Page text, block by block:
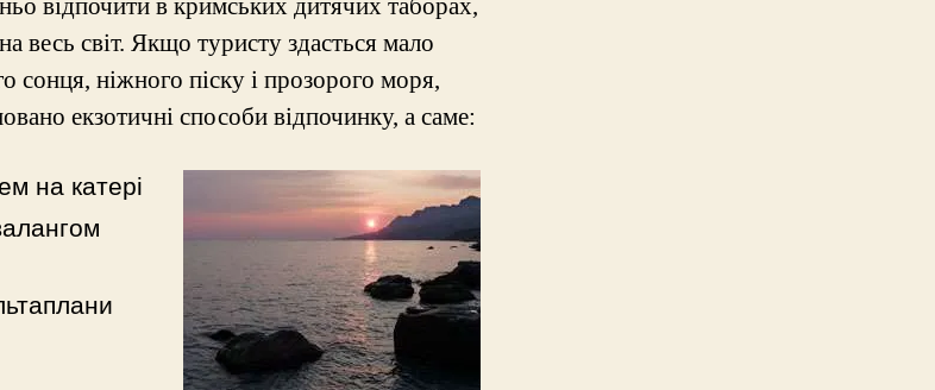
весь світ. Якщо туристу здасться мало
сонця, ніжного піску і прозорого моря,
екзотичні способи відпочинку, а саме:
на катері